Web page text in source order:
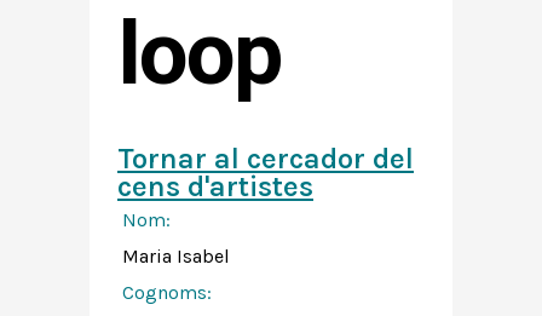
loop
Tornar al cercador del
cens d'artistes
Nom:
Maria Isabel
Cognoms: